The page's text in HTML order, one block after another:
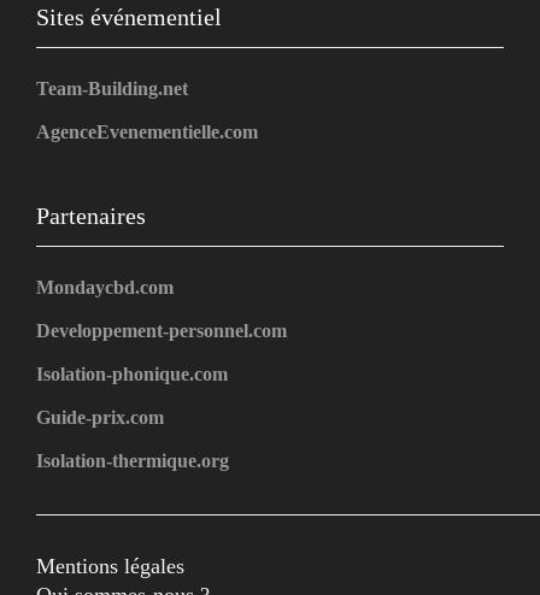
Sites événementiel
Team-Building.net
AgenceEvenementielle.com
Partenaires
Mondaycbd.com
Developpement-personnel.com
Isolation-phonique.com
Guide-prix.com
Isolation-thermique.org
Mentions légales